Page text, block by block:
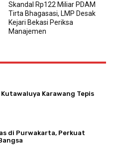
Skandal Rp122 Miliar PDAM
Tirta Bhagasasi, LMP Desak
Kejari Bekasi Periksa
Manajemen
Karawang Tepis
di Purwakarta, Perkuat